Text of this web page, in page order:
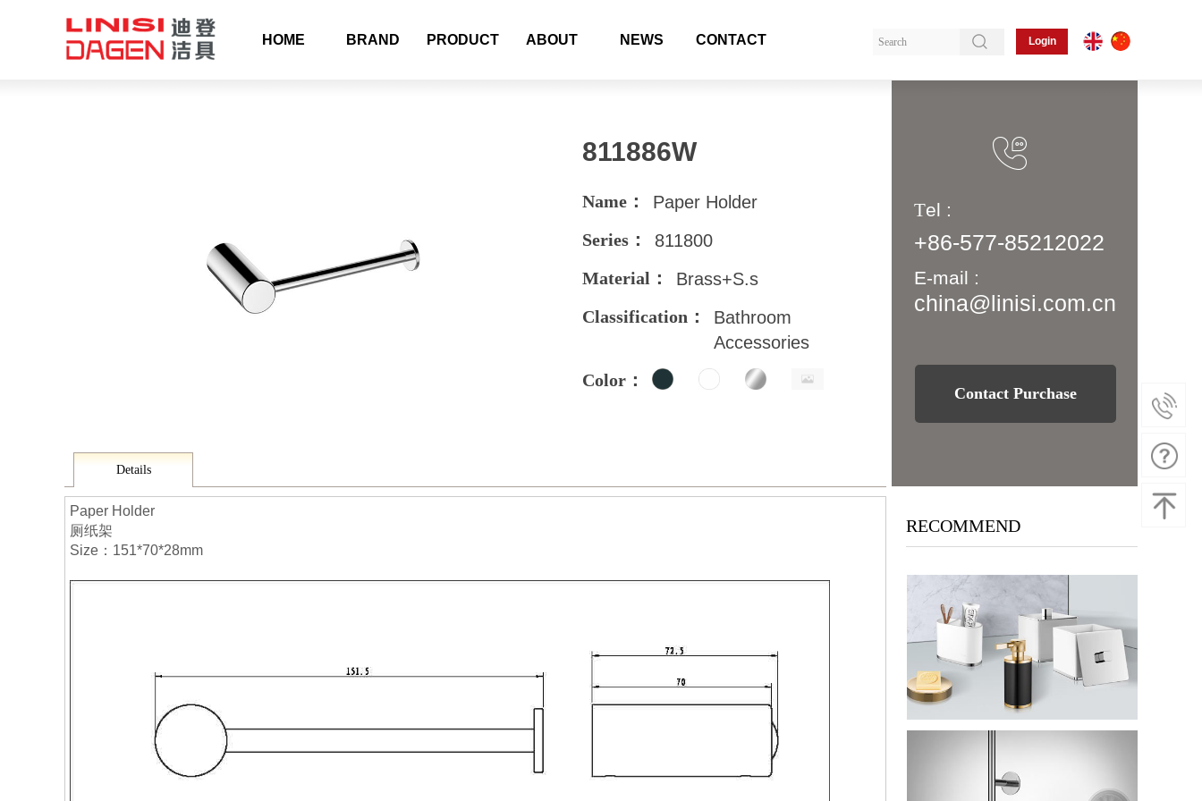
Tel :
+86-577-85212022
E-mail :
china@linisi.com.cn
Contact Purchase
811886W
Name：
Paper Holder
Series：
811800
Material：
Brass+S.s
Classification：
Bathroom
Accessories
Color：
Details
Paper Holder
厕纸架
Size：151*70*28mm
RECOMMEND
Login
HOME BRAND PRODUCT ABOUT NEWS CONTACT